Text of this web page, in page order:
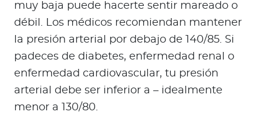
muy baja puede hacerte sentir mareado o
débil. Los médicos recomiendan mantener
la presión arterial por debajo de 140/85. Si
padeces de diabetes, enfermedad renal o
enfermedad cardiovascular, tu presión
arterial debe ser inferior a – idealmente
menor a 130/80.